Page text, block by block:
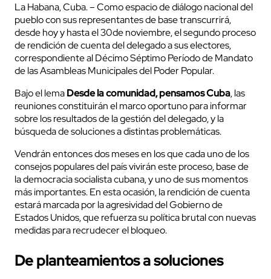
La Habana, Cuba. – Como espacio de diálogo nacional del
pueblo con sus representantes de base transcurrirá,
desde hoy y hasta el 30de noviembre, el segundo proceso
de rendición de cuenta del delegado a sus electores,
correspondiente al Décimo Séptimo Período de Mandato
de las Asambleas Municipales del Poder Popular.
Bajo el lemaDesde la comunidad, pensamos Cuba, las
reuniones constituirán el marco oportuno para informar
sobre los resultados de la gestión del delegado, y la
búsqueda de soluciones a distintas problemáticas.
Vendrán entonces dos meses en los que cada uno de los
consejos populares del país vivirán este proceso, base de
la democracia socialista cubana, y uno de sus momentos
más importantes. En esta ocasión, la rendición de cuenta
estará marcada por la agresividad del Gobierno de
Estados Unidos, que refuerza su política brutal con nuevas
medidas para recrudecer el bloqueo.
De planteamientos a soluciones